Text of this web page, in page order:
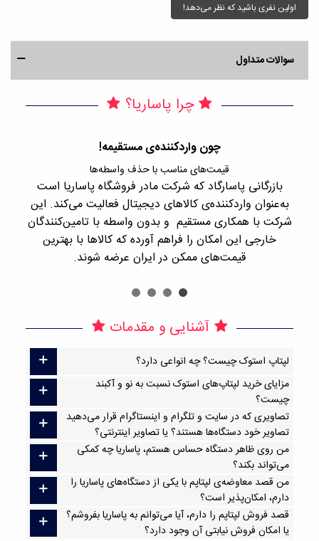
اولین نفری باشید که نظر می‌دهد!
سوالات متداول
چرا پاساریا؟
چون واردکننده‌ی مستقیمه!
قیمت‌های مناسب با حذف واسطه‌ها
بازرگانی پاسارگاد که شرکت مادر فروشگاه پاساریا است
به‌عنوان واردکننده‌ی کالاهای دیجیتال فعالیت می‌کند. این
شرکت با همکاری مستقیم و بدون واسطه با تامین‌کنندگان
خارجی این امکان را فراهم آورده که کالاها با بهترین
قیمت‌های ممکن در ایران عرضه شوند.
آشنایی و مقدمات
لپتاپ استوک چیست؟ چه انواعی دارد؟
مزایای خرید لپتاپ‌های استوک نسبت به نو و آکبند
چیست؟
تصاویری که در سایت و تلگرام و اینستاگرام قرار می‌دهید
تصاویر خود دستگاه‌ها هستند؟ یا تصاویر اینترنتی؟
من روی ظاهر دستگاه حساس هستم، پاساریا چه کمکی
می‌تواند بکند؟
من قصد معاوضه‌ی لپتاپم با یکی از دستگاه‌های پاساریا را
دارم، امکان‌پذیر است؟
قصد فروش لپتاپم را دارم، آیا می‌توانم به پاساریا بفروشم؟
یا امکان فروش نیابتی آن وجود دارد؟